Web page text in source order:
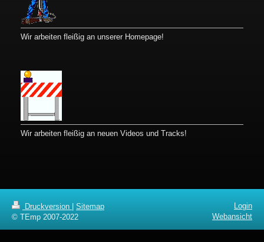
Wir arbeiten fleißig an unserer Homepage!
Wir arbeiten fleißig an neuen Videos und Tracks!
Druckversion
Sitemap
© TEmp 2007-2022
Login
Webansicht